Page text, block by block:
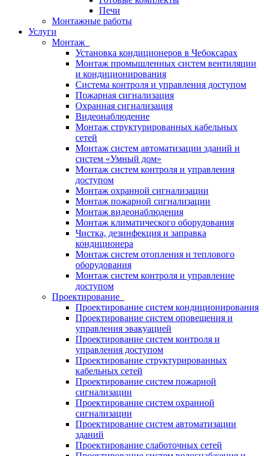
Печи
Монтажные работы
Услуги
Монтаж
Установка кондиционеров в Чебоксарах
Монтаж промышленных систем вентиляции
и кондиционирования
Система контроля и управления доступом
Пожарная сигнализация
Охранная сигнализация
Видеонаблюдение
Монтаж структурированных кабельных
сетей
Монтаж систем автоматизации зданий и
систем «Умный дом»
Монтаж систем контроля и управления
доступом
Монтаж охранной сигнализации
Монтаж пожарной сигнализации
Монтаж видеонаблюдения
Монтаж климатического оборудования
Чистка, дезинфекция и заправка
кондиционера
Монтаж систем отопления и теплового
оборудования
Монтаж систем контроля и управление
доступом
Проектирование
Проектирование систем кондиционирования
Проектирование систем оповещения и
управления эвакуацией
Проектирование систем контроля и
управления доступом
Проектирование структурированных
кабельных сетей
Проектирование систем пожарной
сигнализации
Проектирование систем охранной
сигнализации
Проектирование систем автоматизации
зданий
Проектирование слаботочных сетей